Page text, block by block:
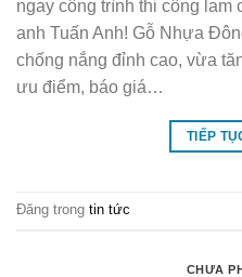
ngay công trình thi công lam
anh Tuấn Anh! Gỗ Nhựa
chống nắng đỉnh cao, vừa
ưu điểm, báo giá…
TIẾP
Đăng trong tin tức
CHƯA